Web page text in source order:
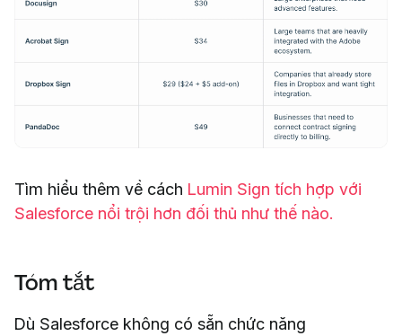
Tìm hiểu thêm về cách Lumin Sign tích hợp với
Salesforce nổi trội hơn đối thủ như thế nào.
Tóm tắt
Dù Salesforce không có sẵn chức năng